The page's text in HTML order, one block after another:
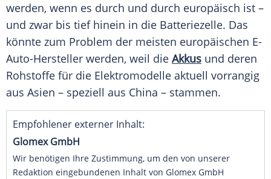
werden, wenn es durch und durch europäisch ist –
und zwar bis tief hinein in die Batteriezelle. Das
könnte zum Problem der meisten europäischen E-
Auto-Hersteller werden, weil die Akkus und deren
Rohstoffe für die Elektromodelle aktuell vorrangig
aus Asien – speziell aus China – stammen.
Empfohlener externer Inhalt:
Glomex GmbH
Wir benötigen Ihre Zustimmung, um den von unserer
Redaktion eingebundenen Inhalt von Glomex GmbH